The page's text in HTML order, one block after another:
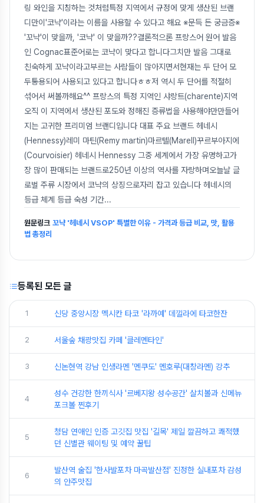
링 와인을 지칭하는 것처럼특정 지역에서 규정에 맞게 생산된 브랜
디만이'코냑'이라는 이름을 사용할 수 있다고 해요 ※문득 든 궁금증※
'꼬냑'이 맞을까, '코냑' 이 맞을까??결론적으론 프랑스어 원어 발음
인 Cognac표준어로는 코냑이 맞다고 합니다그치만 발음 그대로
친숙하게 꼬냑이라고부르는 사람들이 많아지면서현재는 두 단어 모
두통용되어 사용되고 있다고 합니다ㅎㅎ저 역시 두 단어를 적절히
섞어서 써볼까해요^^ 프랑스의 특정 지역인 샤랑트(charente)지역
오직 이 지역에서 생산된 포도와 정해진 증류법을 사용해야만만들어
지는 고귀한 프리미엄 브랜디입니다 대표 주요 브랜드 헤네시
(Hennessy)레미 마틴(Remy martin)마르텔(Marell)꾸르부아지에
(Courvoisier) 헤네시 Hennessy 그중 세계에서 가장 유명하고가
장 많이 판매되는 브랜드로250년 이상의 역사를 자랑하며오늘날 글
로벌 주류 시장에서 코냑의 상징으로자리 잡고 있습니다 헤네시의
등급 체계 등급 숙성 기간...
원문링크 꼬냑 '헤네시 VSOP' 특별한 이유 - 가격과 등급 비교, 맛, 활용
법 총정리
등록된 모든 글
1 신당 중앙시장 멕시칸 타코 '라까예' 데낄라에 타코한잔
2 서울숲 채광맛집 카페 '클레멘타인'
3 신논현역 강남 인생라멘 '멘쿠도' 멘호루(대창라멘) 강추
4
성수 건강한 한끼식사 '르베지왕 성수공간' 살치볼과 신메뉴
포크볼 찐후기
5
청담 연애인 인증 고깃집 맛집 '길목' 제일 깔끔하고 쾌적했
던 신별관 웨이팅 및 예약 꿀팁
6
발산역 술집 '한사발포차 마곡발산점' 진정한 실내포차 감성
의 안주맛집